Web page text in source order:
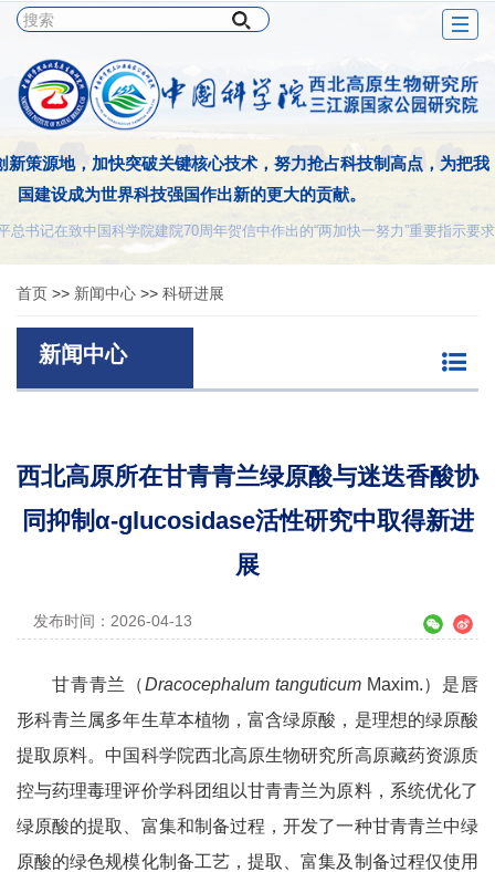
新策源地，加快突破关键核心技术，努力抢占科技制高点，为把我
国建设成为世界科技强国作出新的更大的贡献。
书记在致中国科学院建院70周年贺信中作出的“两加快一努力”重要指示要求
首页 >> 新闻中心 >> 科研进展
新闻中心
西北高原所在甘青青兰绿原酸与迷迭香酸协
同抑制α-glucosidase活性研究中取得新进
展
发布时间：2026-04-13
甘青青兰（Dracocephalum tanguticum Maxim.）是唇
形科青兰属多年生草本植物，富含绿原酸，是理想的绿原酸
提取原料。中国科学院西北高原生物研究所高原藏药资源质
控与药理毒理评价学科团组以甘青青兰为原料，系统优化了
绿原酸的提取、富集和制备过程，开发了一种甘青青兰中绿
原酸的绿色规模化制备工艺，提取、富集及制备过程仅使用